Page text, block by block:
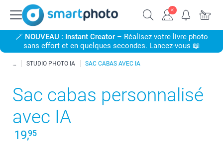
🪄 NOUVEAU : Instant Creator– Réalisez votre livre photo
sans effort et en quelques secondes. Lancez-vous 📖
STUDIO PHOTO IA SAC CABAS AVEC IA
Sac cabas personnalisé
avec IA
19,95